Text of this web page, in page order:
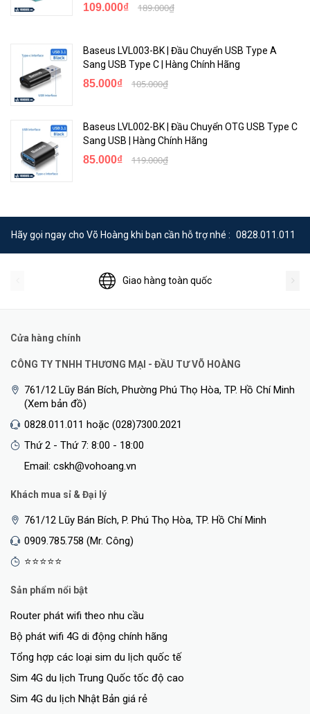
109.000₫ 189.000₫
Baseus LVL003-BK | Đầu Chuyển USB Type A
Sang USB Type C | Hàng Chính Hãng
85.000₫ 105.000₫
Baseus LVL002-BK | Đầu Chuyển OTG USB Type C
Sang USB | Hàng Chính Hãng
85.000₫ 119.000₫
Hãy gọi ngay cho Võ Hoàng khi bạn cần hỗ trợ nhé : 0828.011.011
Giao hàng toàn quốc
Cửa hàng chính
CÔNG TY TNHH THƯƠNG MẠI - ĐẦU TƯ VÕ HOÀNG
761/12 Lũy Bán Bích, Phường Phú Thọ Hòa, TP. Hồ Chí Minh
(Xem bản đồ)
0828.011.011 hoặc (028)7300.2021
Thứ 2 - Thứ 7: 8:00 - 18:00
Email: cskh@vohoang.vn
Khách mua sỉ & Đại lý
761/12 Lũy Bán Bích, P. Phú Thọ Hòa, TP. Hồ Chí Minh
0909.785.758 (Mr. Công)
⭐⭐⭐⭐⭐
Sản phẩm nổi bật
Router phát wifi theo nhu cầu
Bộ phát wifi 4G di động chính hãng
Tổng hợp các loại sim du lịch quốc tế
Sim 4G du lịch Trung Quốc tốc độ cao
Sim 4G du lịch Nhật Bản giá rẻ